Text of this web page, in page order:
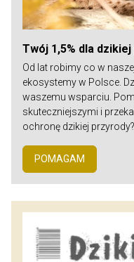
Twój 1,5% dla
Od lat robimy co w
ekosystemy w Polsce.
waszemu wsparciu.
skuteczniejszymi i
ochronę dzikiej przyrody?
POMAGAM